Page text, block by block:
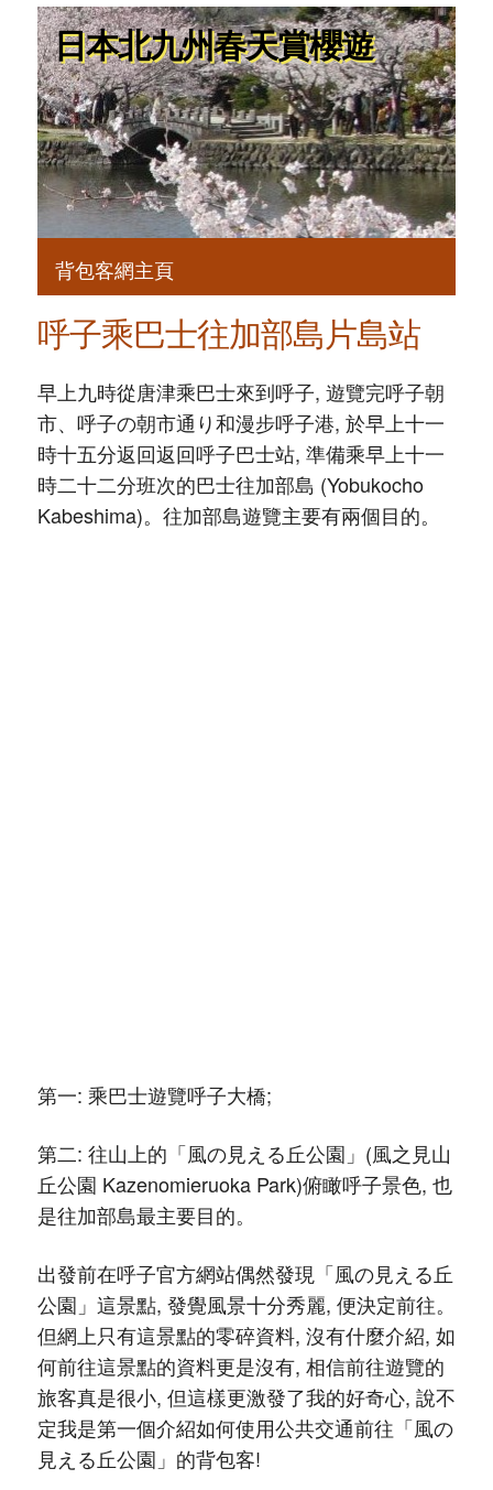
日本北九州春天賞櫻遊
背包客網主頁
呼子乘巴士往加部島片島站
早上九時從唐津乘巴士來到呼子, 遊覽完呼子朝
市、呼子の朝市通り和漫步呼子港, 於早上十一
時十五分返回返回呼子巴士站, 準備乘早上十一
時二十二分班次的巴士往加部島 (Yobukocho
Kabeshima)。往加部島遊覽主要有兩個目的。
第一: 乘巴士遊覽呼子大橋;
第二: 往山上的「風の見える丘公園」(風之見山
丘公園 Kazenomieruoka Park)俯瞰呼子景色, 也
是往加部島最主要目的。
出發前在呼子官方網站偶然發現「風の見える丘
公園」這景點, 發覺風景十分秀麗, 便決定前往。
但網上只有這景點的零碎資料, 沒有什麼介紹, 如
何前往這景點的資料更是沒有, 相信前往遊覽的
旅客真是很小, 但這樣更激發了我的好奇心, 說不
定我是第一個介紹如何使用公共交通前往「風の
見える丘公園」的背包客!